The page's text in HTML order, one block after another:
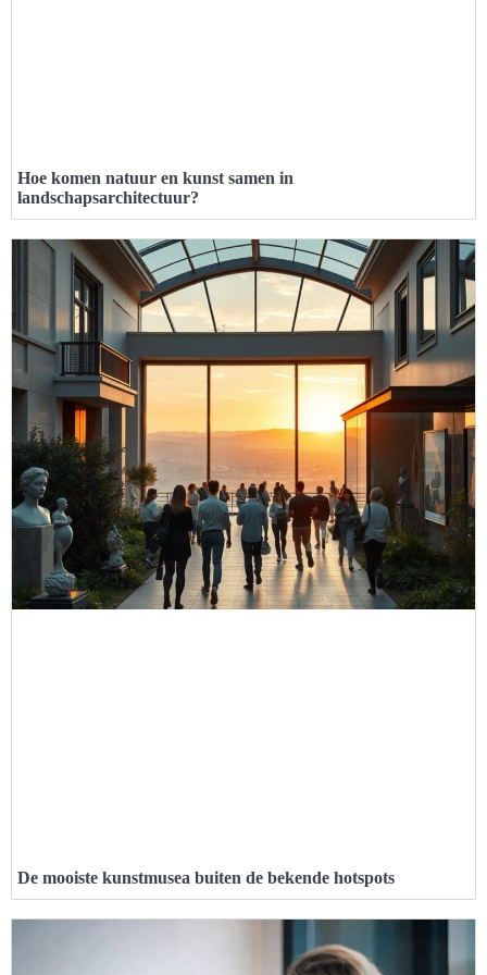
Hoe komen natuur en kunst samen in
landschapsarchitectuur?
De mooiste kunstmusea buiten de bekende hotspots